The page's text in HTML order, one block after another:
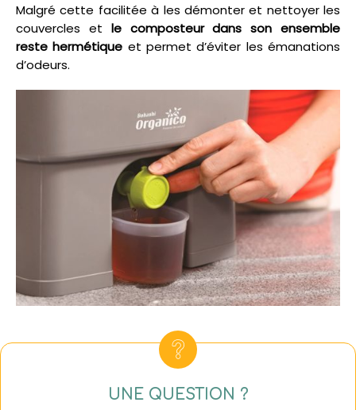
Malgré cette facilitée à les démonter et nettoyer les
couvercles et le composteur dans son ensemble
reste hermétique et permet d’éviter les émanations
d’odeurs.
UNE QUESTION ?